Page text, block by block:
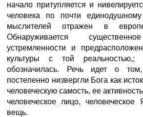
начало притупляется и
человека по почти
мыслителей отражен в
Обнаруживается
устремленности и
культуры с той
обозначилась. Речь идет о
постепенно низвергли Бога как
человече­скую самость, ее
человеческое лицо,
вещь.